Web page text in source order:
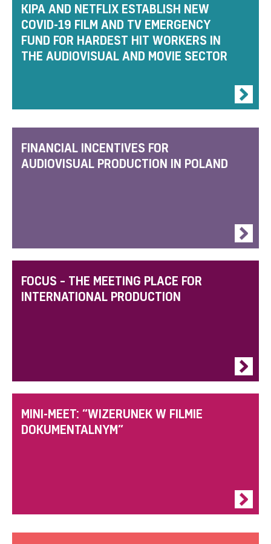
KIPA AND NETFLIX ESTABLISH NEW
COVID-19 FILM AND TV EMERGENCY
FUND FOR HARDEST HIT WORKERS IN
THE AUDIOVISUAL AND MOVIE SECTOR
FINANCIAL INCENTIVES FOR
AUDIOVISUAL PRODUCTION IN POLAND
FOCUS – THE MEETING PLACE FOR
INTERNATIONAL PRODUCTION
MINI-MEET: “WIZERUNEK W FILMIE
DOKUMENTALNYM”